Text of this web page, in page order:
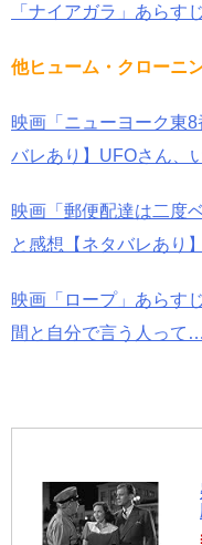
「ナイアガラ」あらす
他ヒューム・クローニ
映画「ニューヨーク東
バレあり】UFOさん、
映画「郵便配達は二度
と感想【ネタバレあり】
映画「ロープ」あらす
間と自分で言う人って…